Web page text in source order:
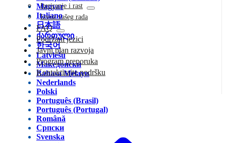
Magyar
Italiano
日本語
ქართული
한국어
Latviešu
Македонски
Bahasa Melayu
Nederlands
Polski
Português (Brasil)
Português (Portugal)
Română
Српски
Svenska
Iteriranje i rast
Izvoz vašeg rada
FAQ
Podržani jezici
Javni plan razvoja
Program preporuka
Kontaktirajte podršku